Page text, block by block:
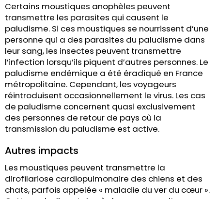
Certains moustiques anophèles peuvent
transmettre les parasites qui causent le
paludisme. Si ces moustiques se nourrissent d’une
personne qui a des parasites du paludisme dans
leur sang, les insectes peuvent transmettre
l’infection lorsqu’ils piquent d’autres personnes. Le
paludisme endémique a été éradiqué en France
métropolitaine. Cependant, les voyageurs
réintroduisent occasionnellement le virus. Les cas
de paludisme concernent quasi exclusivement
des personnes de retour de pays où la
transmission du paludisme est active.
Autres impacts
Les moustiques peuvent transmettre la
dirofilariose cardiopulmonaire des chiens et des
chats, parfois appelée « maladie du ver du cœur ».